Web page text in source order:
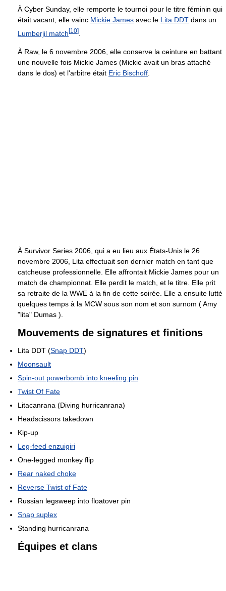
À Cyber Sunday, elle remporte le tournoi pour le titre féminin qui
était vacant, elle vainc Mickie James avec le Lita DDT dans un
Lumberjil match [10]
À Raw, le 6 novembre 2006, elle conserve la ceinture en battant
une nouvelle fois Mickie James (Mickie avait un bras attaché
dans le dos) et l'arbitre était Eric Bischoff
À Survivor Series 2006, qui a eu lieu aux États-Unis le 26
novembre 2006, Lita effectuait son dernier match en tant que
catcheuse professionnelle. Elle affrontait Mickie James pour un
match de championnat. Elle perdit le match, et le titre. Elle prit
sa retraite de la WWE à la fin de cette soirée. Elle a ensuite lutté
quelques temps à la MCW sous son nom et son surnom ( Amy
"lita" Dumas ).
Mouvements de signatures et finitions
Lita DDT (Snap DDT)
Moonsault
Spin-out powerbomb into kneeling pin
Twist Of Fate
Litacanrana (Diving hurricanrana)
Headscissors takedown
Kip-up
Leg-feed enzuigiri
One-legged monkey flip
Rear naked choke
Reverse Twist of Fate
Russian legsweep into floatover pin
Snap suplex
Standing hurricanrana
Équipes et clans